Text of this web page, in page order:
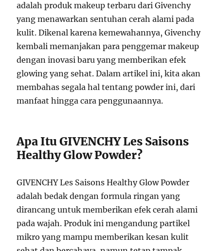
adalah produk makeup terbaru dari Givenchy
yang menawarkan sentuhan cerah alami pada
kulit. Dikenal karena kemewahannya, Givenchy
kembali memanjakan para penggemar makeup
dengan inovasi baru yang memberikan efek
glowing yang sehat. Dalam artikel ini, kita akan
membahas segala hal tentang powder ini, dari
manfaat hingga cara penggunaannya.
Apa Itu GIVENCHY Les Saisons
Healthy Glow Powder?
GIVENCHY Les Saisons Healthy Glow Powder
adalah bedak dengan formula ringan yang
dirancang untuk memberikan efek cerah alami
pada wajah. Produk ini mengandung partikel
mikro yang mampu memberikan kesan kulit